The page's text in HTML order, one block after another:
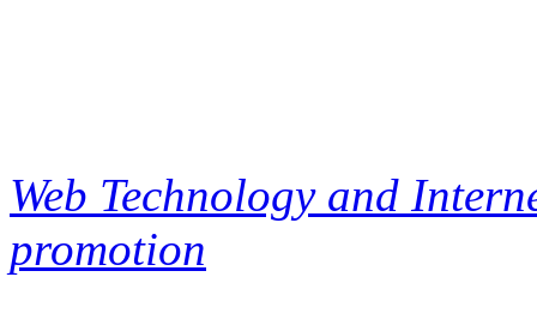
Web Technology and
promotion